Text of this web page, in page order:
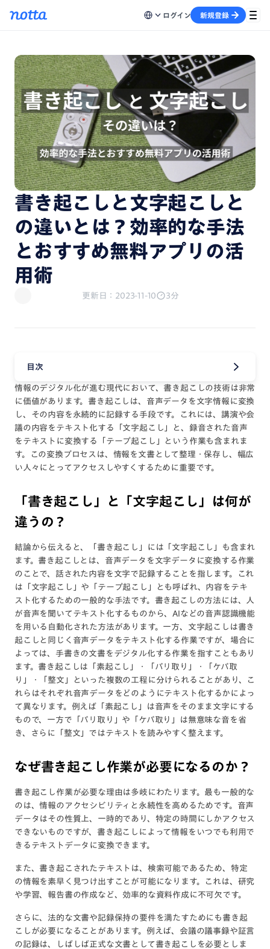
ログイン 新規登録
書き起こしと文字起こしと
の違いとは？効率的な手法
とおすすめ無料アプリの活
用術
更新日：2023-11-10 3分
目次
情報のデジタル化が進む現代において、書き起こしの技術は非常
に価値があります。書き起こしは、音声データを文字情報に変換
し、その内容を永続的に記録する手段です。これには、講演や会
議の内容をテキスト化する「文字起こし」と、録音された音声
をテキストに変換する「テープ起こし」という作業も含まれま
す。この変換プロセスは、情報を文書として整理・保存し、幅広
い人々にとってアクセスしやすくするために重要です。
「書き起こし」と「文字起こし」は何が
違うの？
結論から伝えると、「書き起こし」には「文字起こし」も含まれ
ます。書き起こしとは、音声データを文字データに変換する作業
のことで、話された内容を文字で記録することを指します。これ
は「文字起こし」や「テープ起こし」とも呼ばれ、内容をテキ
スト化するための一般的な手法です。書き起こしの方法には、人
が音声を聞いてテキスト化するものから、AIなどの音声認識機能
を用いる自動化された方法があります。一方、文字起こしは書き
起こしと同じく音声データをテキスト化する作業ですが、場合に
よっては、手書きの文書をデジタル化する作業を指すこともあり
ます。書き起こしは「素起こし」・「バリ取り」・「ケバ取
り」・「整文」といった複数の工程に分けられることがあり、こ
れらはそれぞれ音声データをどのようにテキスト化するかによっ
て異なります。例えば「素起こし」は音声をそのまま文字にする
もので、一方で「バリ取り」や「ケバ取り」は無意味な音を省
き、さらに「整文」ではテキストを読みやすく整えます​。
なぜ書き起こし作業が必要になるのか？
書き起こし作業が必要な理由は多岐にわたります。最も一般的な
のは、情報のアクセシビリティと永続性を高めるためです。音声
データはその性質上、一時的であり、特定の時間にしかアクセス
できないものですが、書き起こしによって情報をいつでも利用で
きるテキストデータに変換できます。
また、書き起こされたテキストは、検索可能であるため、特定
の情報を素早く見つけ出すことが可能になります。これは、研究
や学習、報告書の作成など、効率的な資料作成に不可欠です。
さらに、法的な文書や記録保持の要件を満たすためにも書き起
こしが必要になることがあります。例えば、会議の議事録や証言
の記録は、しばしば正式な文書として書き起こしを必要としま